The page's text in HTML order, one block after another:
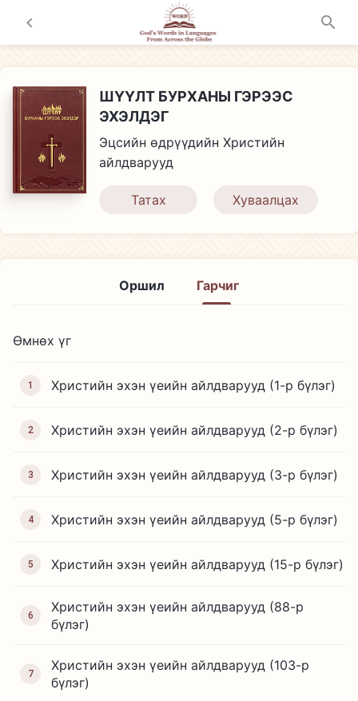
ШҮҮЛТ БУРХАНЫ ГЭРЭЭС
ЭХЭЛДЭГ
Эцсийн өдрүүдийн Христийн
айлдварууд
Татах Хуваалцах
Оршил Гарчиг
Өмнөх үг
1 Христийн эхэн үеийн айлдварууд (1-р бүлэг)
2 Христийн эхэн үеийн айлдварууд (2-р бүлэг)
3 Христийн эхэн үеийн айлдварууд (3-р бүлэг)
4 Христийн эхэн үеийн айлдварууд (5-р бүлэг)
5 Христийн эхэн үеийн айлдварууд (15-р бүлэг)
6
Христийн эхэн үеийн айлдварууд (88-р
бүлэг)
7
Христийн эхэн үеийн айлдварууд (103-р
бүлэг)